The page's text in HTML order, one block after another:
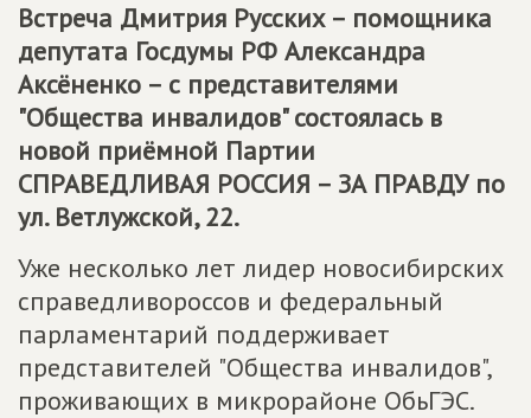
Встреча Дмитрия Русских – помощника
депутата Госдумы РФ Александра
Аксёненко – с представителями
"Общества инвалидов" состоялась в
новой приёмной Партии
СПРАВЕДЛИВАЯ РОССИЯ – ЗА ПРАВДУпо
ул. Ветлужской, 22.
Уже несколько лет лидер новосибирских
справедливороссов и федеральный
парламентарий поддерживает
представителей "Общества инвалидов",
проживающих в микрорайоне ОбьГЭС.